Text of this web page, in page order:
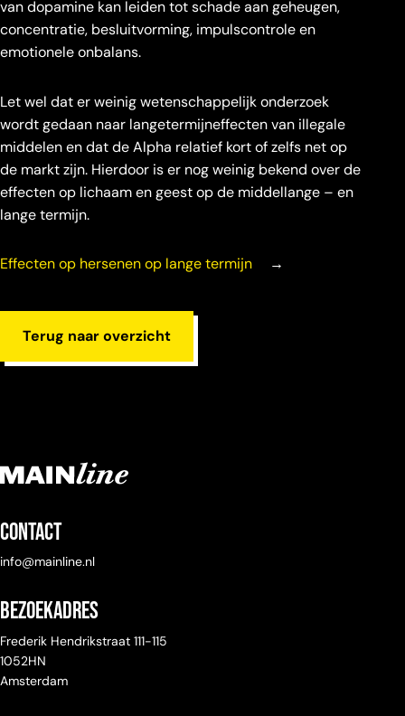
van dopamine kan leiden tot schade aan geheugen,
concentratie, besluitvorming, impulscontrole en
emotionele onbalans.
Let wel dat er weinig wetenschappelijk onderzoek
wordt gedaan naar langetermijneffecten van illegale
middelen en dat de Alpha relatief kort of zelfs net op
de markt zijn. Hierdoor is er nog weinig bekend over de
effecten op lichaam en geest op de middellange – en
lange termijn.
Effecten op hersenen op lange termijn →
Terug naar overzicht
Contact
info@mainline.nl
Bezoekadres
Frederik Hendrikstraat 111-115
1052HN
Amsterdam